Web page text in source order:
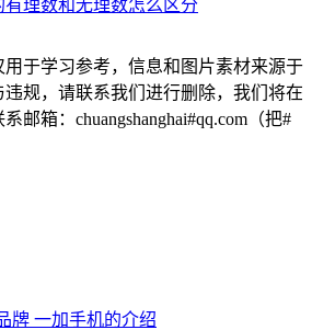
理数和无理数怎么区分
于学习参考，信息和图片素材来源于
规，请联系我们进行删除，我们将在
邮箱：chuangshanghai#qq.com（把#
牌 一加手机的介绍